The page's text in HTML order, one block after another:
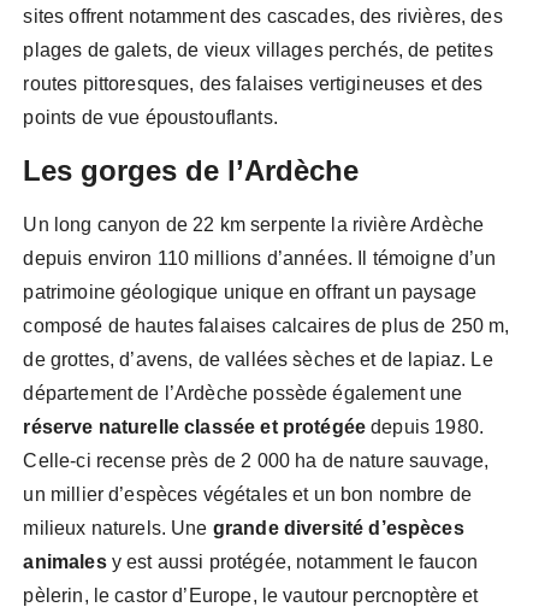
sites offrent notamment des cascades, des rivières, des
plages de galets, de vieux villages perchés, de petites
routes pittoresques, des falaises vertigineuses et des
points de vue époustouflants.
Les gorges de l’Ardèche
Un long canyon de 22 km serpente la rivière Ardèche
depuis environ 110 millions d’années. Il témoigne d’un
patrimoine géologique unique en offrant un paysage
composé de hautes falaises calcaires de plus de 250 m,
de grottes, d’avens, de vallées sèches et de lapiaz. Le
département de l’Ardèche possède également une
réserve naturelle classée et protégée depuis 1980.
Celle-ci recense près de 2 000 ha de nature sauvage,
un millier d’espèces végétales et un bon nombre de
milieux naturels. Une grande diversité d’espèces
animalesy est aussi protégée, notamment le faucon
pèlerin, le castor d’Europe, le vautour percnoptère et